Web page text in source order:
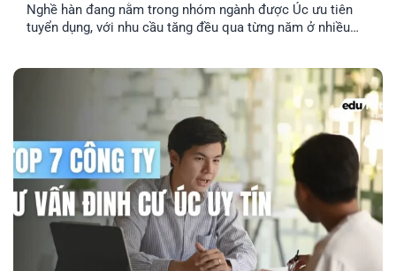
Nghề hàn đang nằm trong nhóm ngành được Úc ưu tiên
tuyển dụng, với nhu cầu tăng đều qua từng năm ở nhiều
visa phù hợp, điều kiện cần và [...]